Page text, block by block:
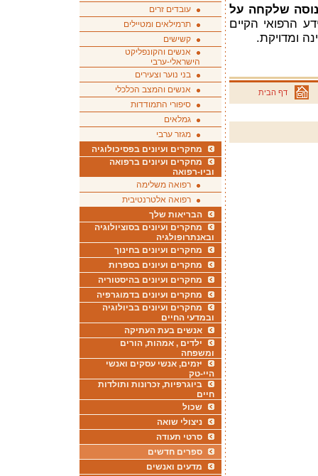
שלקחה על
הרפואי הקיים
דף הבית
עובדים זרים
תרמילאים ומטיילים
קשישים
אנשים והקונפליקט
הישראלי-ערבי
בני נוער וצעירים
אנשים והמצב הכלכלי
סיפורי התמודדות
גמלאים
מגזר ערבי
מחקרים ועיונים בפסיכולוגיה
מחקרים ועיונים ברפואה
וביו-רפואה
רפואה משלימה
רפואה אלטרנטיבית
הבריאות שלך
מחקרים ועיונים בסוציולוגיה
ובאנתרופולגיה
מחקרים ועיונים בחינוך
מחקרים ועיונים בספרות
מחקרים ועיונים בהיסטוריה
מחקרים ועיונים בדמוגרפיה
מחקרים ועיונים בביולוגיה
ובמדעי החיים
אנשים בעת העתיקה
ילדים , אמהות, הורים
ומשפחה
יזמים, אנשי עסקים ואנשי
היי-טק
ביוגרפיות, זכרונות ותולדות
חיים
שכול
ניצולי שואה
סרטי תעודה
ספרים חדשים
מדעים ואנשים